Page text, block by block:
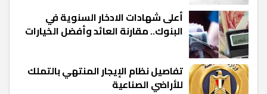
أعلى شهادات الادخار السنوية في
البنوك.. مقارنة العائد وأفضل الخيارات
تفاصيل نظام الإيجار المنتهي بالتملك
للأراضي الصناعية